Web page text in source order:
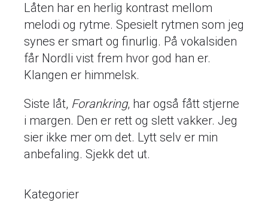
Låten har en herlig kontrast mellom
melodi og rytme. Spesielt rytmen som jeg
synes er smart og finurlig. På vokalsiden
får Nordli vist frem hvor god han er.
Klangen er himmelsk.
Siste låt, Forankring, har også fått stjerne
i margen. Den er rett og slett vakker. Jeg
sier ikke mer om det. Lytt selv er min
anbefaling. Sjekk det ut.
Kategorier